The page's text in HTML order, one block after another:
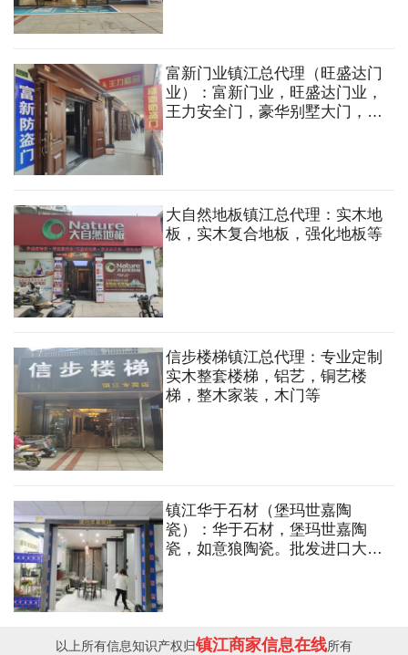
富新门业镇江总代理（旺盛达门
业）：富新门业，旺盛达门业，
王力安全门，豪华别墅大门，铸
大自然地板镇江总代理：实木地
板，实木复合地板，强化地板等
信步楼梯镇江总代理：专业定制
实木整套楼梯，铝艺，铜艺楼
梯，整木家装，木门等
镇江华于石材（堡玛世嘉陶
瓷）：华于石材，堡玛世嘉陶
瓷，如意狼陶瓷。批发进口大理
以上所有信息知识产权归镇江商家信息在线所有